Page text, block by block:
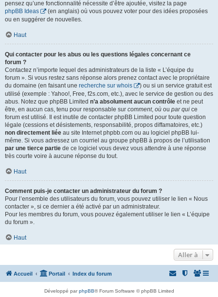
pensez qu’une fonctionnalité nécessite d’être ajoutée, visitez la page
phpBB Ideas
(en anglais) où vous pouvez voter pour des idées proposées
ou en suggérer de nouvelles.
Haut
Qui contacter pour les abus ou les questions légales concernant ce
forum ?
Contactez n’importe lequel des administrateurs de la liste « L’équipe du
forum ». Si vous restez sans réponse alors prenez contact avec le propriétaire
du domaine (en faisant une recherche sur whois
) ou si un service gratuit est
utilisé (exemple : Yahoo!, Free, f2s.com, etc.), avec le service de gestion ou des
abus. Notez que phpBB Limited n’a absolument aucun contrôle et ne peut
être, en aucun cas, tenu pour responsable sur comment, où ou par qui ce
forum est utilisé. Il est inutile de contacter phpBB Limited pour toute question
légale (cessions et désistements, responsabilité, propos diffamatoires, etc.)
non directement liée au site Internet phpbb.com ou au logiciel phpBB lui-
même. Si vous adressez un courriel au groupe phpBB à propos de l’utilisation
par une tierce partie de ce logiciel vous devez vous attendre à une réponse
très courte voire à aucune réponse du tout.
Haut
Comment puis-je contacter un administrateur du forum ?
Pour l’ensemble des utilisateurs du forum, vous pouvez utiliser le lien « Nous
contacter », si ce dernier a été activé par un administrateur.
Pour les membres du forum, vous pouvez également utiliser le lien « L’équipe
du forum ».
Haut
Aller à
Accueil Portail Index du forum
Développé parphpBB® Forum Software © phpBB Limited